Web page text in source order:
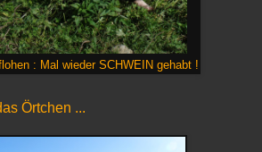
: Mal wieder SCHWEIN gehabt !
Örtchen ...